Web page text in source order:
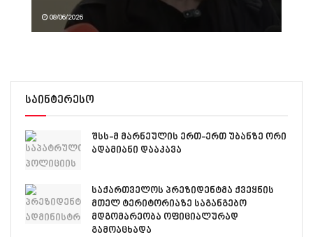
08/06/2026
საინტერესო
შსს-მ მარნეულის ერთ-ერთ უბანზე ორი
ადამიანი დააკავა
საქართველოს პრეზიდენტმა ქვეყნის
მთელ ტერიტორიაზე საგანგებო
მდგომარეობა ოფიციალურად
გამოაცხადა